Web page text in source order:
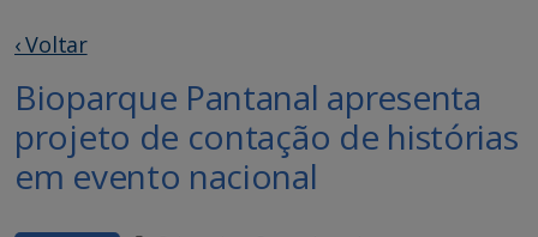
‹ Voltar
Bioparque Pantanal apresenta
projeto de contação de histórias
em evento nacional